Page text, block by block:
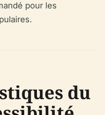
pour les
du